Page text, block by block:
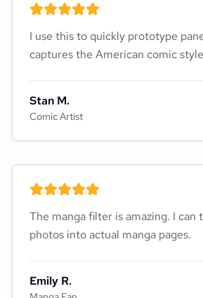
I use this to quickly prototype
captures the American comic
Stan M.
Comic Artist
The manga filter is amazing. I can
photos into actual manga pages.
Emily R.